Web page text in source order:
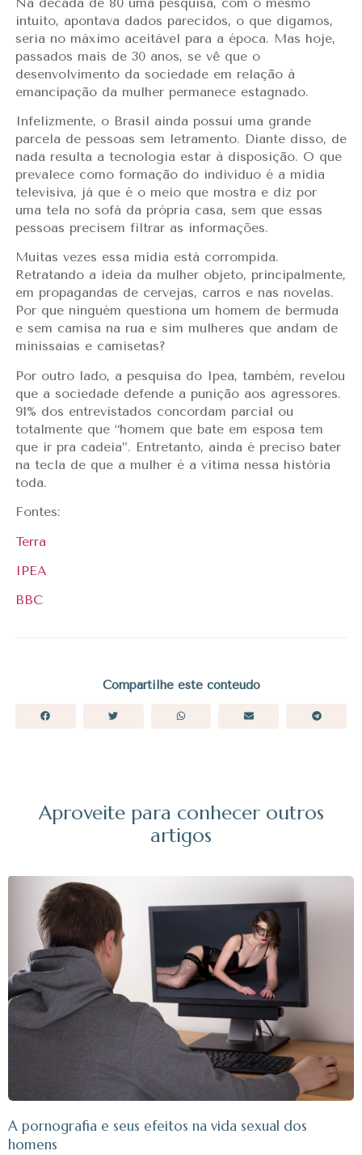
intuito, apontava dados parecidos, o que digamos,
seria no máximo aceitável para a época. Mas hoje,
passados mais de 30 anos, se vê que o
desenvolvimento da sociedade em relação à
emancipação da mulher permanece estagnado.
Infelizmente, o Brasil ainda possui uma grande
parcela de pessoas sem letramento. Diante disso, de
nada resulta a tecnologia estar à disposição. O que
prevalece como formação do indivíduo é a mídia
televisiva, já que é o meio que mostra e diz por
uma tela no sofá da própria casa, sem que essas
pessoas precisem filtrar as informações.
Muitas vezes essa mídia está corrompida.
Retratando a ideia da mulher objeto, principalmente,
em propagandas de cervejas, carros e nas novelas.
Por que ninguém questiona um homem de bermuda
e sem camisa na rua e sim mulheres que andam de
minissaias e camisetas?
Por outro lado, a pesquisa do Ipea, também, revelou
que a sociedade defende a punição aos agressores.
91% dos entrevistados concordam parcial ou
totalmente que “homem que bate em esposa tem
que ir pra cadeia”. Entretanto, ainda é preciso bater
na tecla de que a mulher é a vítima nessa história
toda.
Fontes:
Terra
IPEA
BBC
Compartilhe este conteúdo
Aproveite para conhecer outros
artigos
A pornografia e seus efeitos na vida sexual dos
homens